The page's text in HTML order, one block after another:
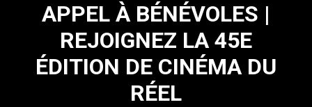
APPEL À BÉNÉVOLES |
REJOIGNEZ LA 45E
ÉDITION DE CINÉMA DU
RÉEL